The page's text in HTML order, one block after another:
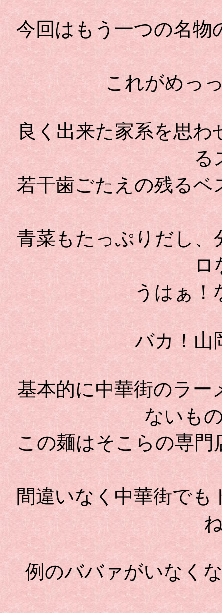
今回はもう一つの名物
これがめっ
良く出来た家系を思
る
若干歯ごたえの残る
青菜もたっぷりだし
ロ
うはぁ！
バカ！山
基本的に中華街のラ
ないも
この麺はそこらの専
間違いなく中華街で
例のババァがいなく